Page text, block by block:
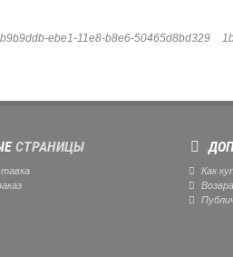
ebe1-11e8-b8e6-50465d8bd329
СТРАНИЦЫ
Как